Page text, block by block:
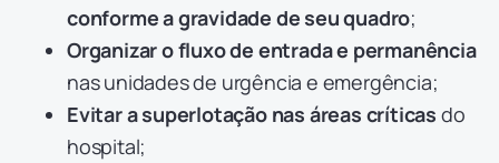
conforme a gravidade de seu quadro;
Organizar o fluxo de entrada e permanência
nas unidades de urgência e emergência;
Evitar a superlotação nas áreas críticas do
hospital;